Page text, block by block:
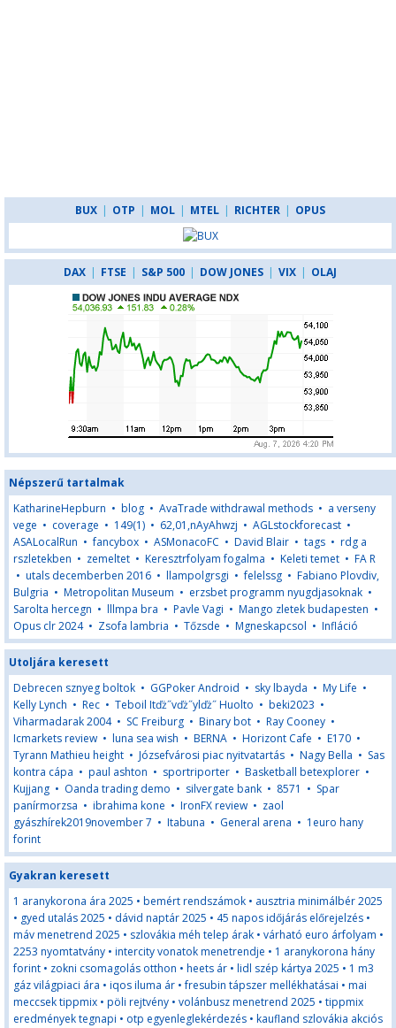
BUX | OTP | MOL | MTEL | RICHTER | OPUS
DAX | FTSE | S&P 500 | DOW JONES | VIX | OLAJ
Népszerű tartalmak
KatharineHepburn • blog • AvaTrade withdrawal methods • a verseny
vege • coverage • 149(1) • 62,01,nAyAhwzj • AGLstockforecast •
ASALocalRun •fancybox • ASMonacoFC • David Blair • tags • rdg a
rszletekben • zemeltet • Keresztrfolyam fogalma • Keleti temet • FA R
• utals decemberben 2016 • llampolgrsgi •felelssg • Fabiano Plovdiv,
Bulgria • Metropolitan Museum • erzsbet programm nyugdjasoknak •
Sarolta hercegn • lllmpa bra • Pavle Vagi • Mango zletek budapesten •
Opus clr 2024• Zsofa lambria • Tőzsde • Mgneskapcsol • Infláció
Utoljára keresett
Debrecen sznyeg boltok • GGPoker Android • sky lbayda • My Life •
Kelly Lynch • Rec • Teboil Itďż˝vďż˝ylďż˝ Huolto • beki2023 •
Viharmadarak 2004• SC Freiburg • Binary bot • Ray Cooney •
Icmarkets review • luna sea wish • BERNA • Horizont Cafe • E170 •
Tyrann Mathieu height • Józsefvárosi piac nyitvatartás • Nagy Bella • Sas
kontra cápa • paul ashton • sportriporter • Basketball betexplorer •
Kujjang • Oanda trading demo • silvergate bank • 8571 • Spar
panírmorzsa • ibrahima kone • IronFX review • zaol
gyászhírek2019november 7 • Itabuna • General arena • 1euro hany
forint
Gyakran keresett
1 aranykorona ára 2025 • bemért rendszámok • ausztria minimálbér 2025
• gyed utalás 2025 • dávid naptár 2025 • 45 napos időjárás előrejelzés •
máv menetrend 2025 • szlovákia méh telep árak • várható euro árfolyam •
2253 nyomtatvány • intercity vonatok menetrendje • 1 aranykorona hány
forint • zokni csomagolás otthon • heets ár • lidl szép kártya 2025 • 1 m3
gáz világpiaci ára • iqos iluma ár •fresubin tápszer mellékhatásai • mai
meccsek tippmix • pöli rejtvény • volánbusz menetrend 2025 • tippmix
eredmények tegnapi • otp egyenleglekérdezés • kaufland szlovákia akciós